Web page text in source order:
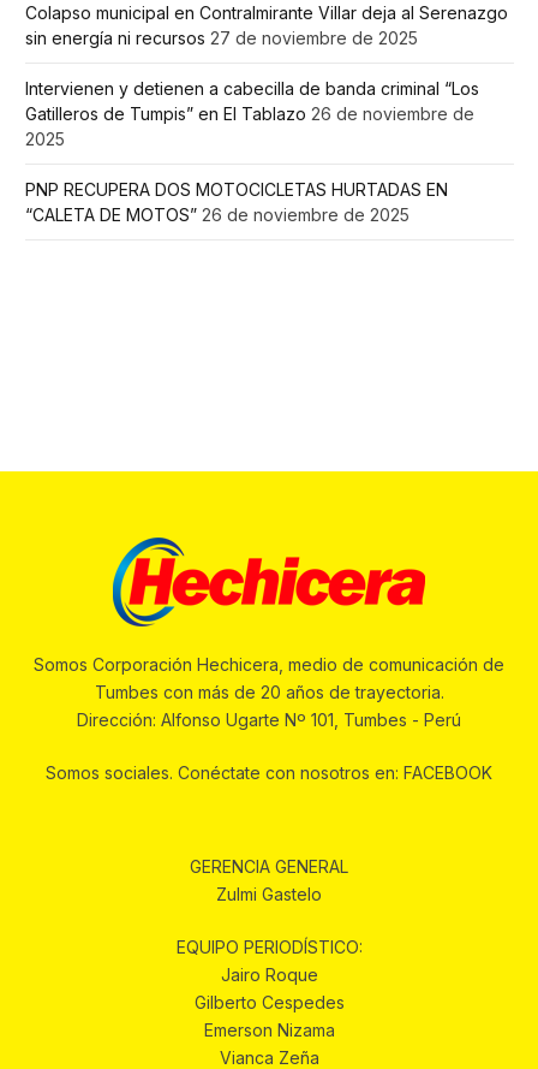
Colapso municipal en Contralmirante Villar deja al Serenazgo
sin energía ni recursos 27 de noviembre de 2025
Intervienen y detienen a cabecilla de banda criminal “Los
Gatilleros de Tumpis” en El Tablazo 26 de noviembre de
2025
PNP RECUPERA DOS MOTOCICLETAS HURTADAS EN
“CALETA DE MOTOS” 26 de noviembre de 2025
Somos Corporación Hechicera, medio de comunicación de
Tumbes con más de 20 años de trayectoria.
Dirección: Alfonso Ugarte Nº 101, Tumbes - Perú
Somos sociales. Conéctate con nosotros en: FACEBOOK
GERENCIA GENERAL
Zulmi Gastelo
EQUIPO PERIODÍSTICO:
Jairo Roque
Gilberto Cespedes
Emerson Nizama
Vianca Zeña